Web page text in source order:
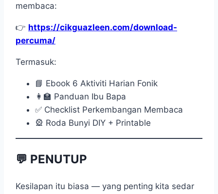
membaca:
👉 https://cikguazleen.com/download-
percuma/
Termasuk:
📘 Ebook 6 Aktiviti Harian Fonik
👩‍🏫 Panduan Ibu Bapa
✅ Checklist Perkembangan Membaca
🎡 Roda Bunyi DIY + Printable
💬 PENUTUP
Kesilapan itu biasa — yang penting kita sedar